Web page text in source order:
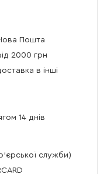
Пошта
2000 грн
в інші
14 днів
служби)